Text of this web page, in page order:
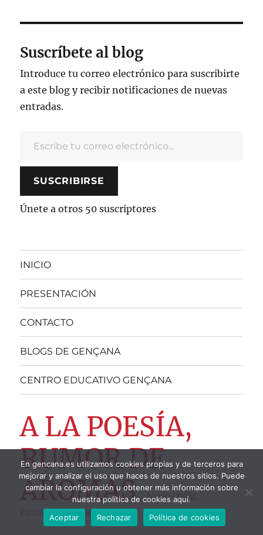
Suscríbete al blog
Introduce tu correo electrónico para suscribirte
a este blog y recibir notificaciones de nuevas
entradas.
SUSCRIBIRSE
Únete a otros 50 suscriptores
INICIO
PRESENTACIÓN
CONTACTO
BLOGS DE GENÇANA
CENTRO EDUCATIVO GENÇANA
A LA POESÍA,
RUMOR DE
AROMAS
AVISO LEGAL
Funciona gracias a WordPress
En gencana.es utilizamos cookies propias y de terceros para
mejorar y analizar el uso que haces de nuestros sitios. Puede
cambiar la configuración u obtener más información sobre
nuestra política de cookies aquí.
Aceptar
Rechazar Política de cookies